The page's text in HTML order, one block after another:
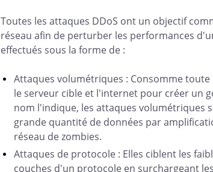
Toutes les attaques DDoS ont un objectif
réseau afin de perturber les performances
effectués sous la forme de :
Attaques volumétriques : Consomme
le serveur cible et l'internet pour créer un
nom l'indique, les attaques volumétriques
grande quantité de données par
réseau de zombies.
Attaques de protocole : Elles ciblent les
couches d'un protocole en surchargeant